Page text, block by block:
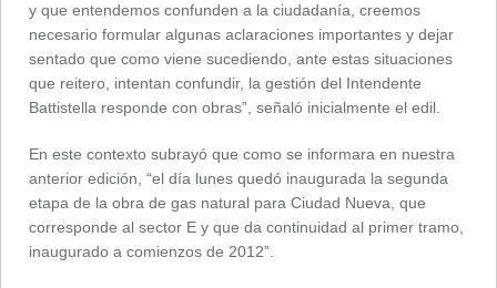
y que entendemos confunden a la ciudadanía, creemos
necesario formular algunas aclaraciones importantes y dejar
sentado que como viene sucediendo, ante estas situaciones
que reitero, intentan confundir, la gestión del Intendente
Battistella responde con obras”, señaló inicialmente el edil.
En este contexto subrayó que como se informara en nuestra
anterior edición, “el día lunes quedó inaugurada la segunda
etapa de la obra de gas natural para Ciudad Nueva, que
corresponde al sector E y que da continuidad al primer tramo,
inaugurado a comienzos de 2012”.